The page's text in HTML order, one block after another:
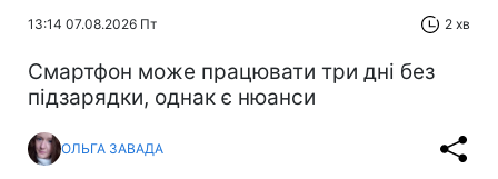
13:14 07.08.2026 Пт 2 хв
Смартфон може працювати три дні без
підзарядки, однак є нюанси
ОЛЬГА ЗАВАДА